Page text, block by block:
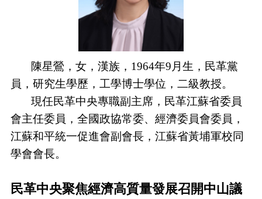
陳星鶯，女，漢族，1964年9月生，民革黨
員，研究生學歷，工學博士學位，二級教授。
現任民革中央專職副主席，民革江蘇省委員
會主任委員，全國政協常委、經濟委員會委員，
江蘇和平統一促進會副會長，江蘇省黃埔軍校同
學會會長。
民革中央聚焦經濟高質量發展召開中山議